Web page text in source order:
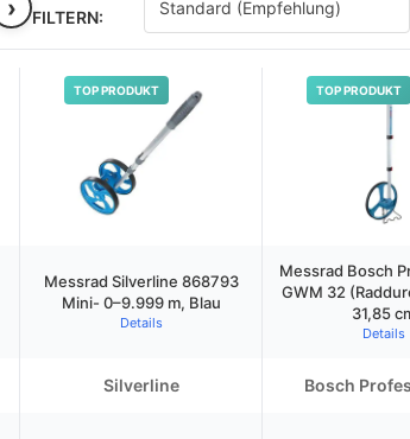
›
FILTERN:
TOP PRODUKT TOP PRODUKT
Messrad Silverline 868793
Mini- 0–9.999 m, Blau
Details
Messrad Bosch
GWM 32
31,85
Details
Silverline Bosch